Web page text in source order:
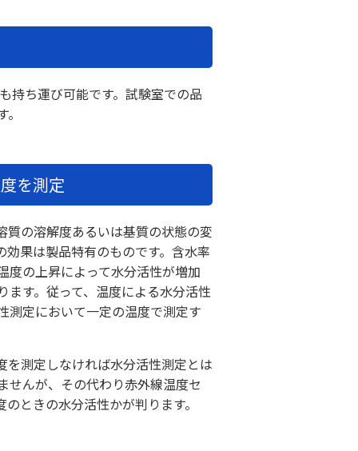
持ち運び可能です。試験室での品
を測定
の溶解度あるいは基質の状態の変
果は製品特有のものです。含水率
度の上昇によって水分活性が増加
す。従って、温度による水分活性
測定において一定の温度で測定す
測定しなければ水分活性測定とは
せんが、その代わり赤外線温度セ
ときの水分活性かが判ります。